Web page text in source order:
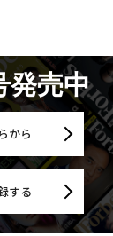
発売中
から
する